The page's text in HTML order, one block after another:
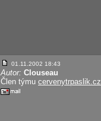
01.11.2002 18:43
Autor: Clouseau
Člen týmu cervenytrpaslik.cz